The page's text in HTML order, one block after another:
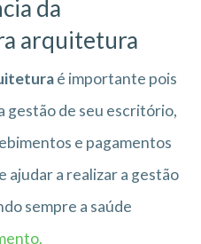
da
arquitetura
é importante pois
gestão de seu escritório,
e pagamentos
ajudar a realizar a gestão
sempre a saúde